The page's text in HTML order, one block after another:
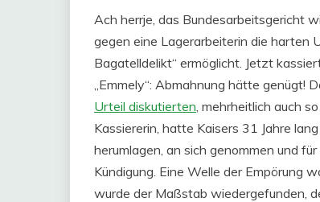
Ach herrje, das Bundesarbeitsgericht
gegen eine Lagerarbeiterin die harten
Bagatelldelikt“ ermöglicht. Jetzt
„Emmely“: Abmahnung hätte genügt!
Urteil diskutierten, mehrheitlich auch
Kassiererin, hatte Kaisers 31 Jahre
herumlagen, an sich genommen und
Kündigung. Eine Welle der Empörung
wurde der Maßstab wiedergefunden,